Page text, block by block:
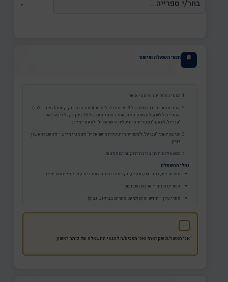
תנאי השאלה ואישור
המנוי בספרייה הוא מנוי אישי.
המנוי מקנה זכות השאלה של 3 פריטים לכל היותר (מתוכם משחק קונסולה אחד בלבד).
המנוי יכול לשאול משחק פאזל אחד בנוסף. מעל גיל 13 ניתן לקבל גישה לאתר
"עברית", למאגר "הספרייה הדיגיטלית הישראלית" ולמאגרי מידע.
הגישה לאתר "עברית", ל"ספרייה הדיגיטלית הישראלית" ולמאגרי מידע – לתושבי ראשון
לציון.
ההשאלה מותנית בכיבוד התקנות המפורטות.
נהלי ההשאלה:
ספרות יפה, כתבי עת, סרטים, תקליטורי מוסיקה וספרים קוליים – חודש ימים
כותרים חמים – ארבעה שבועות
ספרי עיון – חודש ימים (למעט ספרים בביקוש גבוה)
משחק פאזל – חודש ימים
חודשים.
חסימת מנוי:
אני מאשר/ת שקראתי ואני מסכימ/ה לתנאי ההשאלה של כותר ראשון